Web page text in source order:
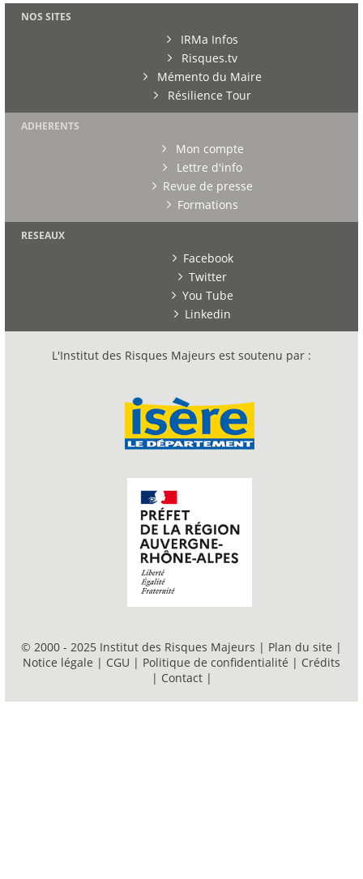
NOS SITES
IRMa Infos
Risques.tv
Mémento du Maire
Résilience Tour
ADHERENTS
Mon compte
Lettre d'info
Revue de presse
Formations
RESEAUX
Facebook
Twitter
You Tube
Linkedin
L'Institut des Risques Majeurs est soutenu par :
© 2000 - 2025 Institut des Risques Majeurs | Plan du site |
Notice légale | CGU | Politique de confidentialité | Crédits
| Contact |